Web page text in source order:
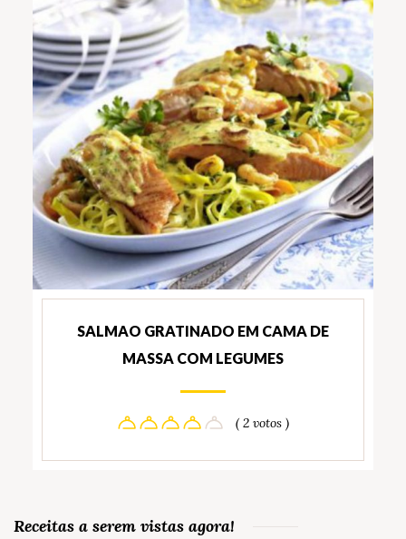
SALMAO GRATINADO EM CAMA DE
MASSA COM LEGUMES
( 2 votos )
Receitas a serem vistas agora!